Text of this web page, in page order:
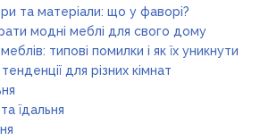
та матеріали: що у фаворі?
модні меблі для свого дому
типові помилки і як їх уникнути
для різних кімнат
їдальня